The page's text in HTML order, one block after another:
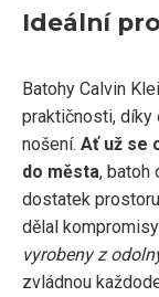
Ideální
Batohy Calvin
praktičnosti, díky
nošení. Ať už se
do města, batoh
dostatek
dělal
vyrobeny z
zvládnou